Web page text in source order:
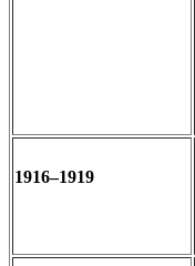
1916–1919